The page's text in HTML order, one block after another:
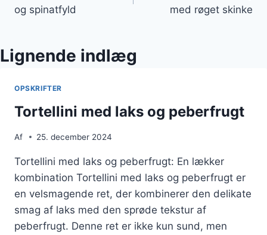
og spinatfyld
med røget skinke
Lignende indlæg
OPSKRIFTER
Tortellini med laks og peberfrugt
Af 25. december 2024
Tortellini med laks og peberfrugt: En lækker
kombination Tortellini med laks og peberfrugt er
en velsmagende ret, der kombinerer den delikate
smag af laks med den sprøde tekstur af
peberfrugt. Denne ret er ikke kun sund, men